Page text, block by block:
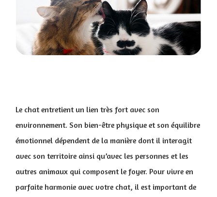
Le chat entretient un lien très fort avec son
environnement. Son bien-être physique et son équilibre
émotionnel dépendent de la manière dont il interagit
avec son territoire ainsi qu’avec les personnes et les
autres animaux qui composent le foyer. Pour vivre en
parfaite harmonie avec votre chat, il est important de